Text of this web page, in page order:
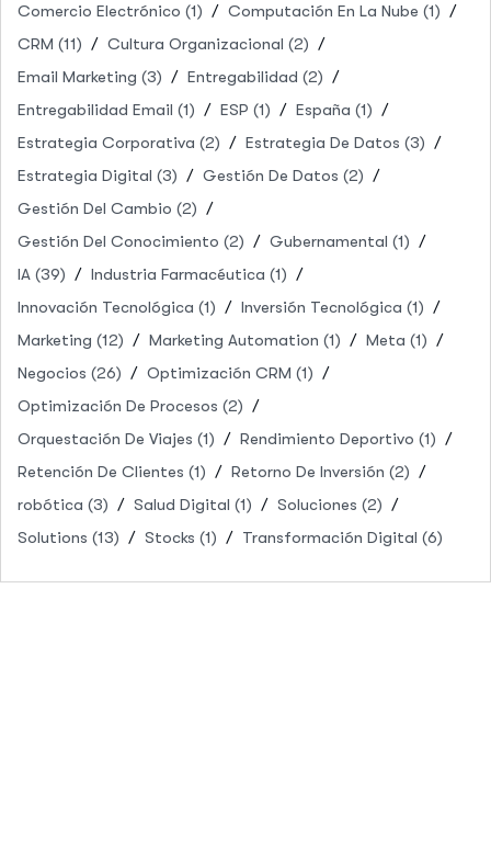
Comercio Electrónico (1) Computación En La Nube (1)
CRM (11) Cultura Organizacional (2)
Email Marketing (3) Entregabilidad (2)
Entregabilidad Email (1) ESP (1) España (1)
Estrategia Corporativa (2) Estrategia De Datos (3)
Estrategia Digital (3) Gestión De Datos (2)
Gestión Del Cambio (2)
Gestión Del Conocimiento (2) Gubernamental (1)
IA (39) Industria Farmacéutica (1)
Innovación Tecnológica (1) Inversión Tecnológica (1)
Marketing (12) Marketing Automation (1) Meta (1)
Negocios (26) Optimización CRM (1)
Optimización De Procesos (2)
Orquestación De Viajes (1) Rendimiento Deportivo (1)
Retención De Clientes (1) Retorno De Inversión (2)
robótica (3) Salud Digital (1) Soluciones (2)
Solutions (13) Stocks (1) Transformación Digital (6)